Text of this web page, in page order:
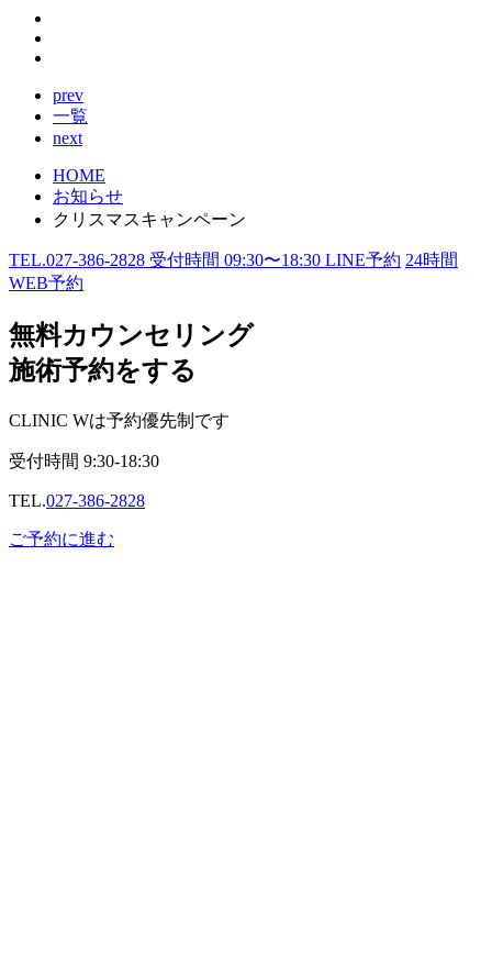
prev
一覧
next
HOME
お知らせ
クリスマスキャンペーン
TEL.027-386-2828 受付時間 09:30〜18:30 LINE予約 24時間
WEB予約
無料カウンセリング
施術予約をする
CLINIC Wは予約優先制です
受付時間 9:30-18:30
TEL.027-386-2828
ご予約に進む